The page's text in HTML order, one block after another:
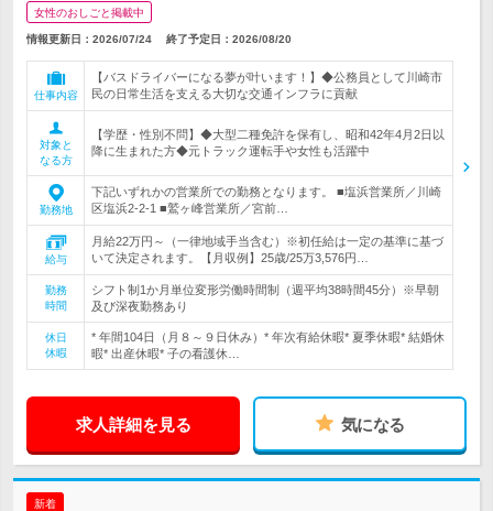
女性のおしごと掲載中
情報更新日：2026/07/24 終了予定日： 2026/08/20
仕事内容
【バスドライバーになる夢が叶います！】◆公務員として川崎市
民の日常生活を支える大切な交通インフラに貢献
対象と
なる方
【学歴・性別不問】◆大型二種免許を保有し、昭和42年4月2日以
降に生まれた方◆元トラック運転手や女性も活躍中
勤務地
下記いずれかの営業所での勤務となります。 ■塩浜営業所／川崎
区塩浜2-2-1 ■鷲ヶ峰営業所／宮前…
給与
月給22万円～（一律地域手当含む）※初任給は一定の基準に基づ
いて決定されます。【月収例】25歳/25万3,576円…
勤務
時間
シフト制1か月単位変形労働時間制（週平均38時間45分）※早朝
及び深夜勤務あり
休日
休暇
* 年間104日（月８～９日休み）* 年次有給休暇* 夏季休暇* 結婚休
暇* 出産休暇* 子の看護休…
求人詳細を見る 気になる
新着